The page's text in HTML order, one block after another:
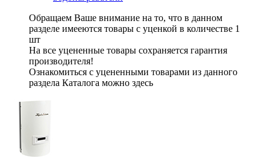
Обращаем Ваше внимание на то, что в данном
разделе имееются товары с уценкой в количестве 1
шт
На все уцененные товары сохраняется гарантия
производителя!
Ознакомиться с уцененными товарами из данного
раздела Каталога можно здесь